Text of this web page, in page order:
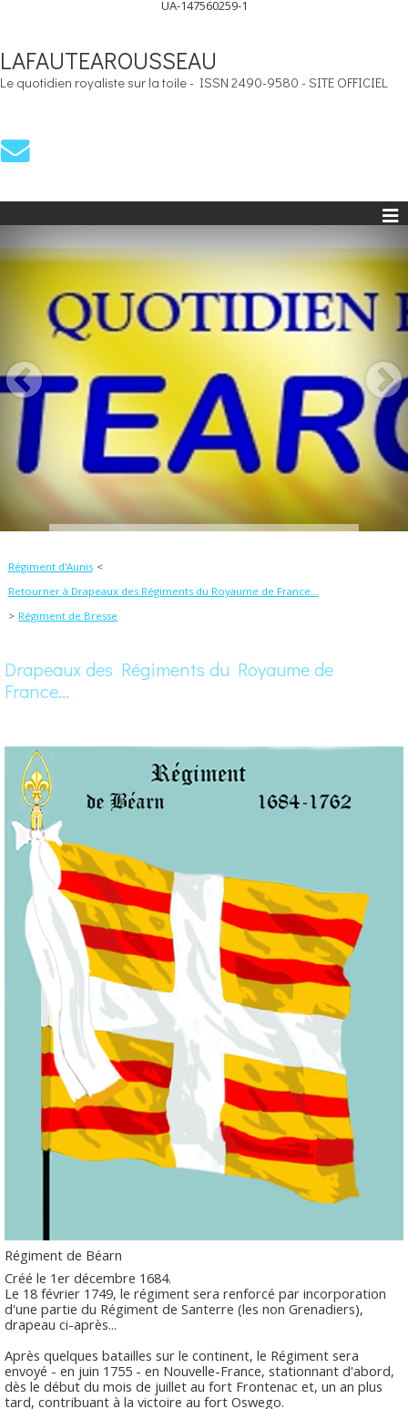
UA-147560259-1
LAFAUTEAROUSSEAU
Le quotidien royaliste sur la toile - ISSN 2490-9580 - SITE OFFICIEL
Régiment d'Aunis
Retourner à Drapeaux des Régiments du Royaume de France...
Régiment de Bresse
Drapeaux des Régiments du Royaume de
France...
Régiment de Béarn
Créé le 1er décembre 1684.
Le 18 février 1749, le régiment sera renforcé par incorporation
d'une partie du Régiment de Santerre (les non Grenadiers),
drapeau ci-après...
Après quelques batailles sur le continent, le Régiment sera
envoyé - en juin 1755 - en Nouvelle-France, stationnant d'abord,
dès le début du mois de juillet au fort Frontenac et, un an plus
tard, contribuant à la victoire au fort Oswego.